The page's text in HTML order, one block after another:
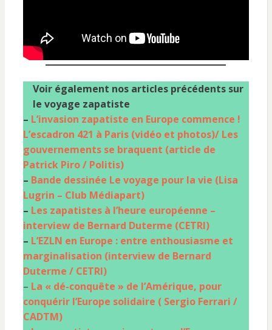
Voir également nos articles précédents sur
le voyage zapatiste
– L’invasion zapatiste en Europe commence !
L’escadron 421 à Paris (vidéo et photos)/ Les
gouvernements se braquent (article de
Patrick Piro / Politis)
– Bande dessinée Le voyage pour la vie (Lisa
Lugrin – Club Médiapart)
– Les zapatistes à l’heure européenne –
interview de Bernard Duterme (CETRI)
– L’EZLN en Europe : entre enthousiasme et
marginalisation (interview de Bernard
Duterme / CETRI)
– La « dé-conquête » de l’Amérique, pour
conquérir l’Europe solidaire ( Sergio Ferrari /
CADTM)